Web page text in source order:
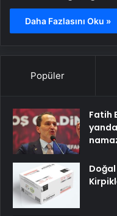
Daha Fazlasını Oku »
Popüler
Fatih
yanda